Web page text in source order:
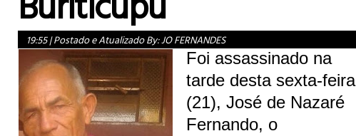
19:55|Postado e Atualizado By:JO FERNANDES
Foi assassinado na
tarde desta sexta-feira
(21), José de Nazaré
Fernando, o